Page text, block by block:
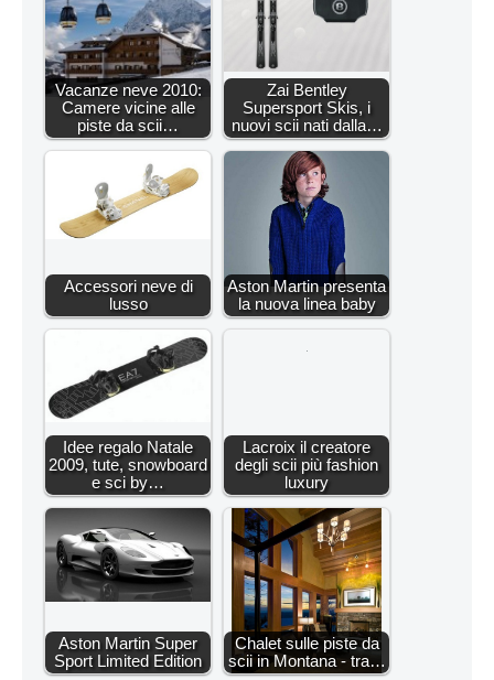
Vacanze neve 2010:
Camere vicine alle
piste da scii…
Zai Bentley
Supersport Skis, i
nuovi scii nati dalla…
Accessori neve di
lusso
Aston Martin presenta
la nuova linea baby
Idee regalo Natale
2009, tute, snowboard
e sci by…
Lacroix il creatore
degli scii più fashion
luxury
Aston Martin Super
Sport Limited Edition
Chalet sulle piste da
scii in Montana - tra…